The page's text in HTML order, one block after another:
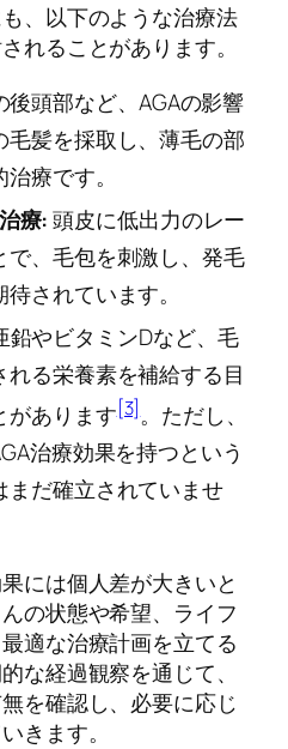
、以下のような治療法
れることがあります。
後頭部など、AGAの影響
毛髪を採取し、薄毛の部
療です。
療:頭皮に低出力のレー
、毛包を刺激し、発毛
されています。
鉛やビタミンDなど、毛
る栄養素を補給する目
があります[3]。ただし、
治療効果を持つという
まだ確立されていませ
には個人差が大きいと
の状態や希望、ライフ
適な治療計画を立てる
な経過観察を通じて、
を確認し、必要に応じ
きます。